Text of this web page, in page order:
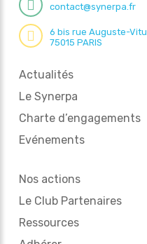
contact@synerpa.fr
6 bis rue Auguste-Vitu
75015 PARIS
Actualités
Le Synerpa
Charte d’engagements
Evénements
Nos actions
Le Club Partenaires
Ressources